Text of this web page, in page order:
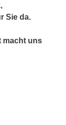
,
Sie da.
macht uns